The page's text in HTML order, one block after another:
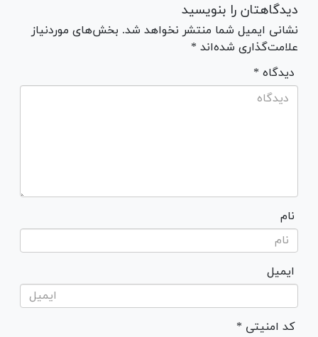
دیدگاهتان را بنویسید
نشانی ایمیل شما منتشر نخواهد شد. بخش‌های موردنیاز
علامت‌گذاری شده‌اند *
* دیدگاه
نام
ایمیل
* کد امنیتی